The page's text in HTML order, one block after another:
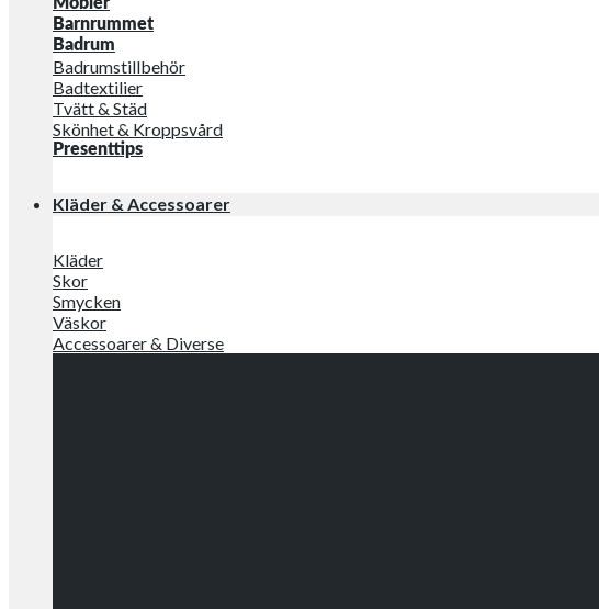
Barnrummet
Badrum
Badrumstillbehör
Badtextilier
Tvätt & Städ
Skönhet & Kroppsvård
Presenttips
Kläder & Accessoarer
Kläder
Skor
Smycken
Väskor
Accessoarer & Diverse